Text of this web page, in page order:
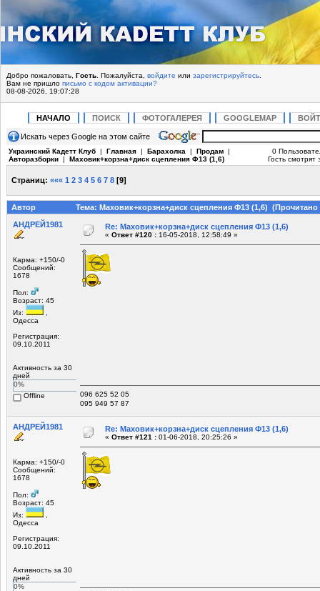
Добро пожаловать, Гость . Пожалуйста, войдите или зарегистрируйтесь
Вам не пришло письмо с кодом активации?
08-08-2026, 19:07:28
НАЧАЛО ПОИСК ФОТОГАЛЕРЕЯ GOOGLEMAP
Искать через Google на этом сайте
Украинский Кадетт Клуб | Главная | Барахолка | Продам |
Авторазборки | Маховик+корзна+диск сцепления Ф13 (1,6)
0
Гость смотрят
Страниц: ««« 1 2 3 4 5 6 7 8 [9]
Автор
Тема: Маховик+корзна+диск сцепления Ф13 (1,6) (Прочитано
АНДРЕЙ1981
Карма: +150/-0
Сообщений:
1678
Пол:
Возраст: 45
Из:
Одесса
Регистрация:
09.10.2011
Активность за 30
дней
0%
Offline
Re: Маховик+корзна+диск сцепления Ф13 (1,6)
« Ответ #120 : 16-05-2018, 12:58:49 »
096 625 52 05
095 949 57 87
АНДРЕЙ1981
Карма: +150/-0
Сообщений:
1678
Пол:
Возраст: 45
Из:
Одесса
Регистрация:
09.10.2011
Активность за 30
дней
0%
Re: Маховик+корзна+диск сцепления Ф13 (1,6)
« Ответ #121 : 01-06-2018, 20:25:26 »